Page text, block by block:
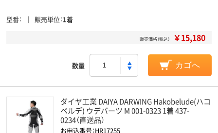
型番 販売単位 1着
販売価格（税込） ￥15,180
数量 カゴへ
ダイヤ工業 DAIYA DARWING Hakobelude(ハコ
ベルデ) ウデパーツ M 001-0323 1着 437-
0234（直送品）
お申込番号：HR17255